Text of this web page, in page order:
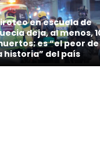
en escuela de
deja, al menos,
es “el peor de
historia” del país